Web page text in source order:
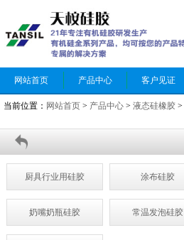
网站首页 产品中心 客户见证
当前位置： 网站首页 > 产品中心 > 液态硅橡胶 >
厨具行业用硅胶 涂布硅胶
奶嘴奶瓶硅胶 常温发泡硅胶